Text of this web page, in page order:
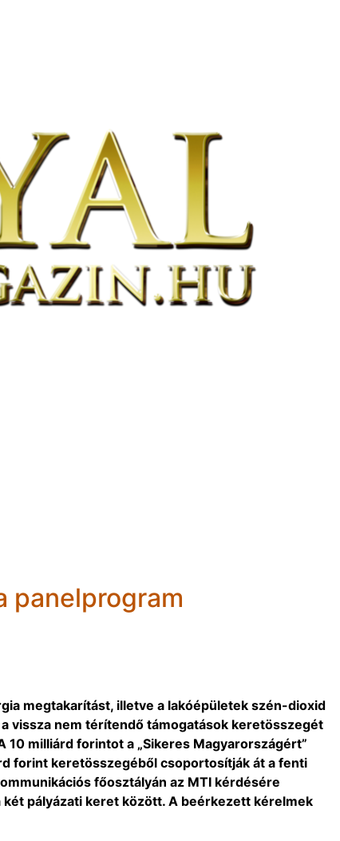
panelprogram
megtakarítást, illetve a lakóépületek szén-dioxid
vissza nem térítendő támogatások keretösszegét
milliárd forintot a „Sikeres Magyarországért”
forint keretösszegéből csoportosítják át a fenti
főosztályán az MTI kérdésére
pályázati keret között. A beérkezett kérelmek